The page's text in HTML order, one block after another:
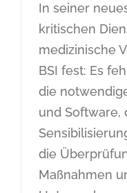
In seiner
kritischen
medizinische
BSI fest: Es
die
und Software,
die
Maßnahmen